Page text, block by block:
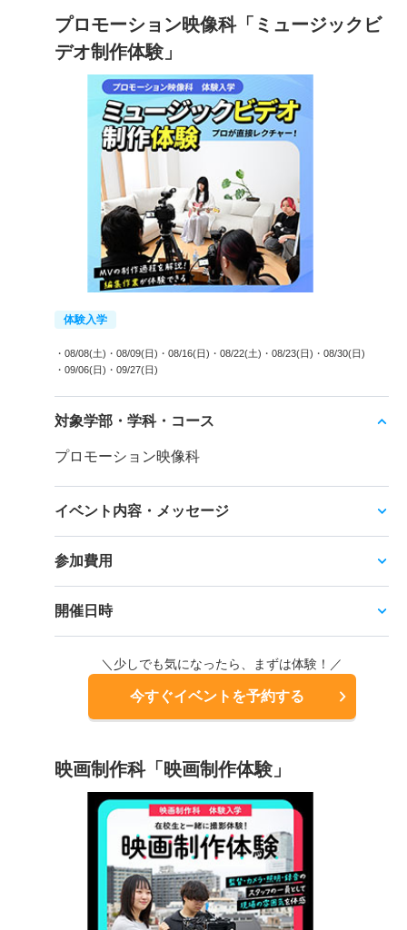
プロモーション映像科「ミュージックビ
デオ制作体験」
体験入学
・08/08(土) ・08/09(日) ・08/16(日) ・08/22(土) ・08/23(日) ・08/30(日)
・09/06(日) ・09/27(日)
対象学部・学科・コース
プロモーション映像科
イベント内容・メッセージ
参加費用
開催日時
＼少しでも気になったら、まずは体験！／
今すぐイベントを予約する
映画制作科「映画制作体験」